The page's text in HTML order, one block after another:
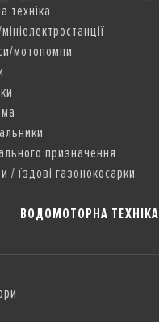
техніка
мотопомпи
призначення
/ їздові газонокосарки
ВОДОМОТОРНА ТЕХНІКА